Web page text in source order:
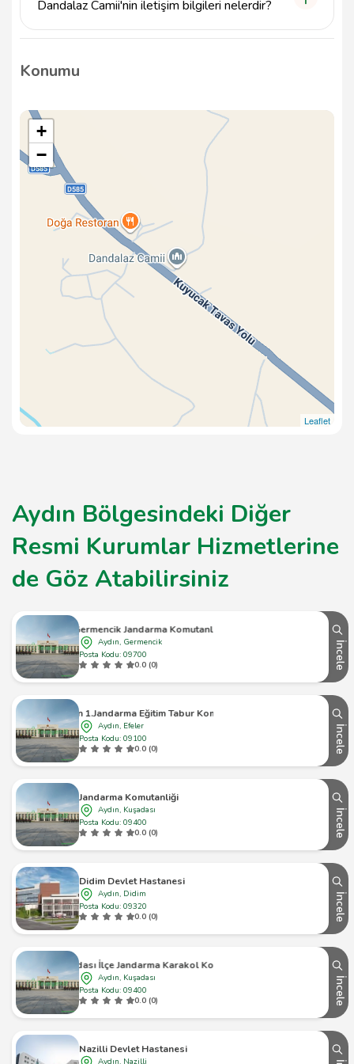
Dandalaz Camii'nin iletişim bilgileri nelerdir?
Dandalaz Camii ile iletişime geçmek için 539 829 15
Konumu
+
−
Leaflet
Aydın Bölgesindeki Diğer
Resmi Kurumlar Hizmetlerine
de Göz Atabilirsiniz
Germencik Jandarma Komutanlığı
Aydın, Germencik
Posta Kodu: 09700
0.0 (0)
İncele
Aydın 1.Jandarma Eğitim Tabur Komutanlığı
Aydın, Efeler
Posta Kodu: 09100
0.0 (0)
İncele
Jandarma Komutanliği
Aydın, Kuşadası
Posta Kodu: 09400
0.0 (0)
İncele
Didim Devlet Hastanesi
Aydın, Didim
Posta Kodu: 09320
0.0 (0)
İncele
Kuşadası İlçe Jandarma Karakol Komutanlığı
Aydın, Kuşadası
Posta Kodu: 09400
0.0 (0)
İncele
Nazilli Devlet Hastanesi